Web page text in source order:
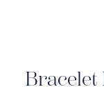
Bracelet